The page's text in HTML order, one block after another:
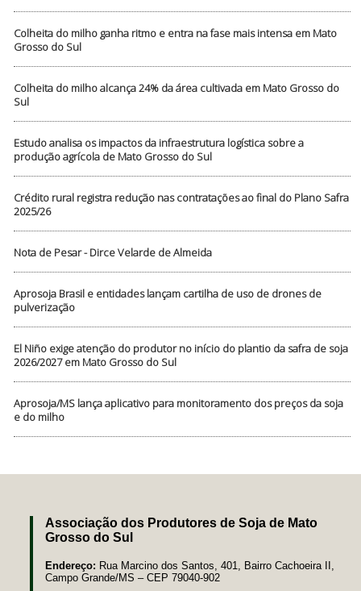
Colheita do milho ganha ritmo e entra na fase mais intensa em Mato
Grosso do Sul
Colheita do milho alcança 24% da área cultivada em Mato Grosso do
Sul
Estudo analisa os impactos da infraestrutura logística sobre a
produção agrícola de Mato Grosso do Sul
Crédito rural registra redução nas contratações ao final do Plano Safra
2025/26
Nota de Pesar - Dirce Velarde de Almeida
Aprosoja Brasil e entidades lançam cartilha de uso de drones de
pulverização
El Niño exige atenção do produtor no início do plantio da safra de soja
2026/2027 em Mato Grosso do Sul
Aprosoja/MS lança aplicativo para monitoramento dos preços da soja
e do milho
Associação dos Produtores de Soja de Mato
Grosso do Sul
Endereço: Rua Marcino dos Santos, 401, Bairro Cachoeira II,
Campo Grande/MS – CEP 79040-902